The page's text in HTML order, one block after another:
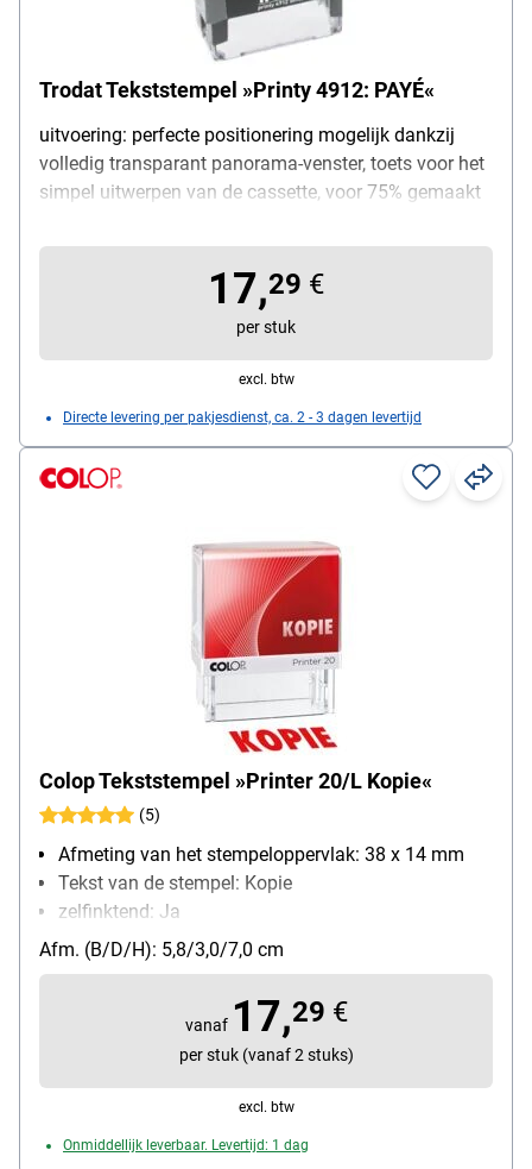
Trodat Tekststempel »Printy 4912: PAYÉ«
uitvoering: perfecte positionering mogelijk dankzij
volledig transparant panorama-venster, toets voor het
simpel uitwerpen van de cassette, voor 75% gemaakt
18 mm, tekst: »PAYÉ«
17,29 €
per stuk
excl. btw
Directe levering per pakjesdienst, ca. 2 - 3 dagen levertijd
Colop Tekststempel »Printer 20/L Kopie«
(5)
Afmeting van het stempeloppervlak: 38 x 14 mm
Tekst van de stempel: Kopie
zelfinktend: Ja
Bijzonderheden: met verwisselbaar stempelkussen
in rood
Afm. (B/D/H): 5,8/3,0/7,0 cm
vanaf 17,29 €
per stuk (vanaf 2 stuks)
excl. btw
Onmiddellijk leverbaar. Levertijd: 1 dag